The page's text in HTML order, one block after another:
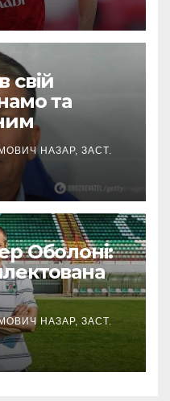
свій
та
НАЗАР, ЗАСТ.
Оболоні:
НАЗАР, ЗАСТ.